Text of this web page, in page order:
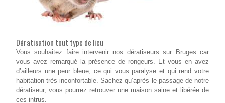
Dératisation tout type de lieu
Vous souhaitez faire intervenir nos dératiseurs sur Bruges car
vous avez remarqué la présence de rongeurs. Et vous en avez
d’ailleurs une peur bleue, ce qui vous paralyse et qui rend votre
habitation très inconfortable. Sachez qu’après le passage de notre
dératiseur, vous pourrez retrouver une maison saine et libérée de
ces intrus.